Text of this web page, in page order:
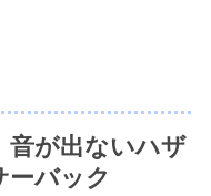
音が出ないハザ
ーバック